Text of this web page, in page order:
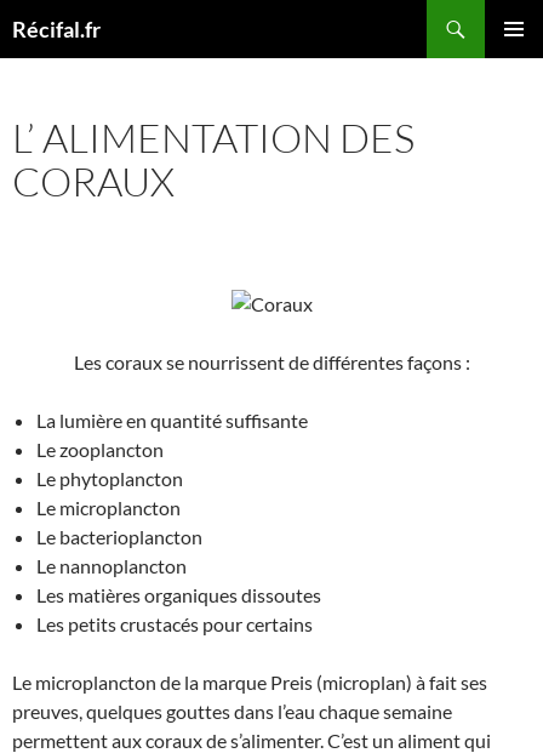
auRécifal.fr
L’ ALIMENTATION DES
CORAUX
Les coraux se nourrissent de différentes façons :
La lumière en quantité suffisante
Le zooplancton
Le phytoplancton
Le microplancton
Le bacterioplancton
Le nannoplancton
Les matières organiques dissoutes
Les petits crustacés pour certains
Le microplancton de la marque Preis (microplan) à fait ses
preuves, quelques gouttes dans l’eau chaque semaine
permettent aux coraux de s’alimenter. C’est un aliment qui